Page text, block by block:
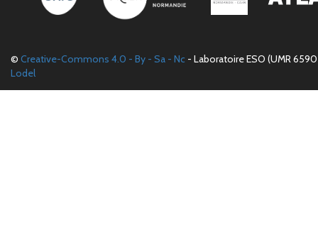
© Creative-Commons 4.0 - By - Sa - Nc - Laboratoire ESO (UMR
Lodel